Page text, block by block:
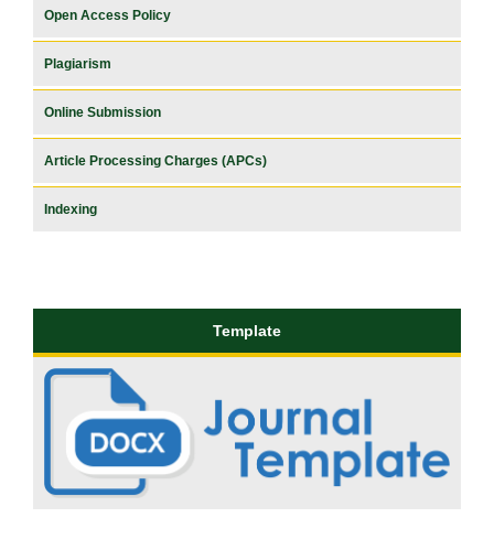
Open Access Policy
Plagiarism
Online Submission
Article Processing Charges (APCs)
Indexing
Template